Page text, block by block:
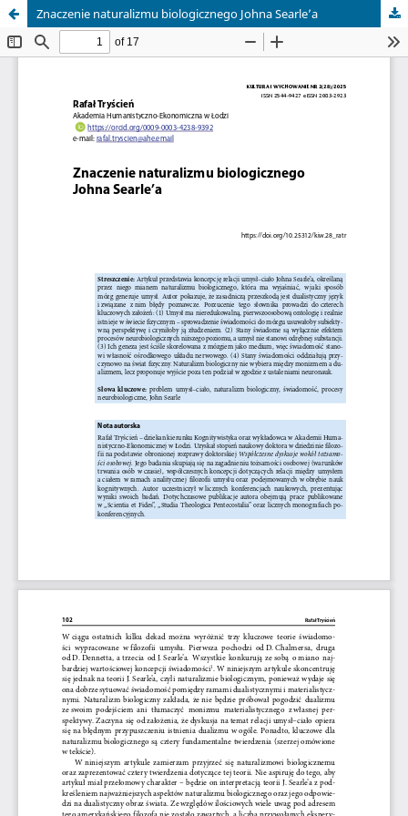
Znaczenie naturalizmu biologicznego Johna Searle’a